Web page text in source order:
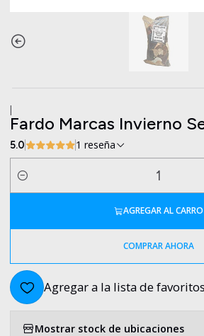
Fardo Marcas Invierno
5.0 1 reseña
Cantidad
AGREGAR AL CARRO
COMPRAR AHORA
Agregar a la lista de favoritos
Mostrar stock de ubicaciones